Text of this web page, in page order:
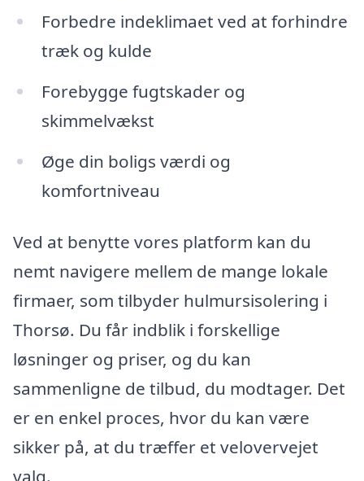
Forbedre indeklimaet ved at forhindre
træk og kulde
Forebygge fugtskader og
skimmelvækst
Øge din boligs værdi og
komfortniveau
Ved at benytte vores platform kan du
nemt navigere mellem de mange lokale
firmaer, som tilbyder hulmursisolering i
Thorsø. Du får indblik i forskellige
løsninger og priser, og du kan
sammenligne de tilbud, du modtager. Det
er en enkel proces, hvor du kan være
sikker på, at du træffer et velovervejet
valg.